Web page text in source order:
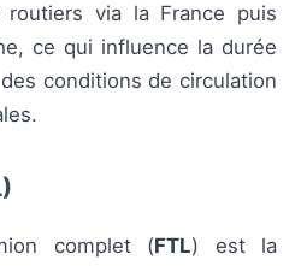
via la France puis
ce qui influence la durée
conditions de circulation
complet (FTL) est la